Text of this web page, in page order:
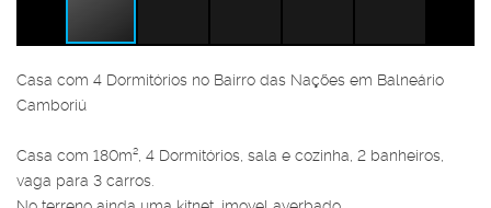
Casa com 4 Dormitórios no Bairro das Nações em Balneário
Camboriú
Casa com 180m², 4 Dormitórios, sala e cozinha, 2 banheiros,
vaga para 3 carros.